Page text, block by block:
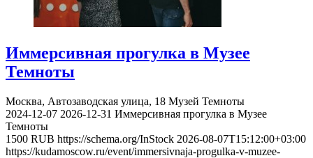
Иммерсивная прогулка в Музее
Темноты
Москва, Автозаводская улица, 18 Музей Темноты
2024-12-07 2026-12-31 Иммерсивная прогулка в Музее
Темноты
1500 RUB https://schema.org/InStock 2026-08-07T15:12:00+03:00
https://kudamoscow.ru/event/immersivnaja-progulka-v-muzee-